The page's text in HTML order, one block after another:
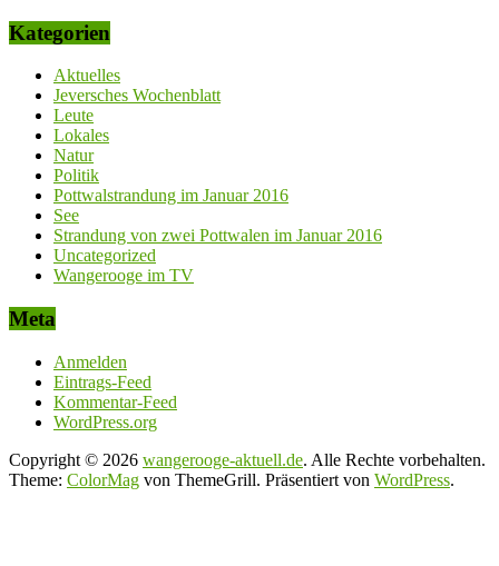
Kategorien
Aktuelles
Jeversches Wochenblatt
Leute
Lokales
Natur
Politik
Pottwalstrandung im Januar 2016
See
Strandung von zwei Pottwalen im Januar 2016
Uncategorized
Wangerooge im TV
Meta
Anmelden
Eintrags-Feed
Kommentar-Feed
WordPress.org
Copyright © 2026 wangerooge-aktuell.de. Alle Rechte vorbehalten.
Theme: ColorMag von ThemeGrill. Präsentiert von WordPress.